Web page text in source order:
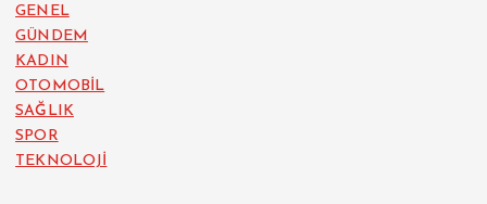
GENEL
GÜNDEM
KADIN
OTOMOBİL
SAĞLIK
SPOR
TEKNOLOJİ